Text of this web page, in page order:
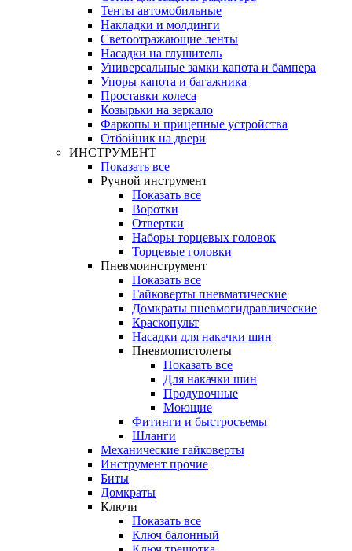
Тенты автомобильные
Накладки и молдинги
Светоотражающие ленты
Насадки на глушитель
Универсальные замки капота и бампера
Упоры капота и багажника
Проставки колеса
Козырьки на зеркало
Фаркопы и прицепные устройства
Отбойник на двери
ИНСТРУМЕНТ
Показать все
Ручной инструмент
Показать все
Воротки
Отвертки
Наборы торцевых головок
Торцевые головки
Пневмоинструмент
Показать все
Гайковерты пневматические
Домкраты пневмогидравлические
Краскопульт
Насадки для накачки шин
Пневмопистолеты
Показать все
Для накачки шин
Продувочные
Моющие
Фитинги и быстросъемы
Шланги
Механические гайковерты
Инструмент прочиe
Биты
Домкраты
Ключи
Показать все
Ключ балонный